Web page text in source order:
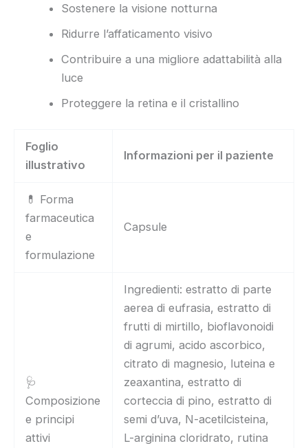
Sostenere la visione notturna
Ridurre l’affaticamento visivo
Contribuire a una migliore adattabilità alla
luce
Proteggere la retina e il cristallino
Foglio
illustrativo
Informazioni per il paziente
💊 Forma
farmaceutica
e
formulazione
Capsule
🩺
Composizione
e principi
attivi
Ingredienti: estratto di parte
aerea di eufrasia, estratto di
frutti di mirtillo, bioflavonoidi
di agrumi, acido ascorbico,
citrato di magnesio, luteina e
zeaxantina, estratto di
corteccia di pino, estratto di
semi d’uva, N-acetilcisteina,
L-arginina cloridrato, rutina